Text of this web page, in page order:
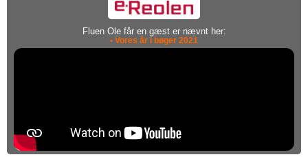
Fluen Ole får en gæst er nævnt her:
• Vores år i bøger 2021